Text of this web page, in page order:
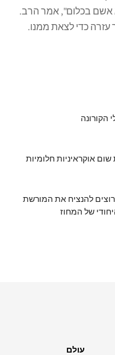
אשם בכלום", אמר הרב.
כדי לצאת ממנו.
הקורונה
אוקראיניות חלומיות
רוצים להנציח את המורשת
של המחוז
עולם